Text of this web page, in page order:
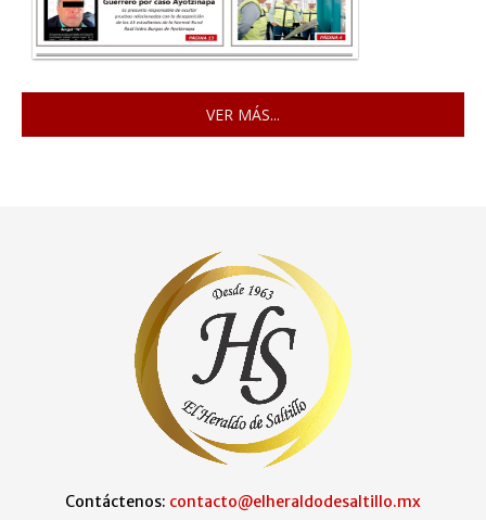
VER MÁS...
Contáctenos: contacto@elheraldodesaltillo.mx